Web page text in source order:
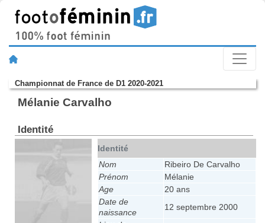
Championnat de France de D1 2020-2021
Mélanie Carvalho
Identité
Identité
Nom
Ribeiro De Carvalho
Prénom
Mélanie
Age
20 ans
Date de
naissance
12 septembre 2000